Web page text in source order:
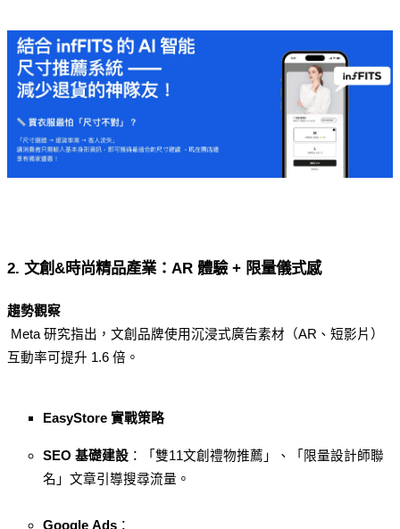
2. 文創&時尚精品產業：AR 體驗 + 限量儀式感
趨勢觀察
Meta 研究指出，文創品牌使用沉浸式廣告素材（AR、短影片）
互動率可提升 1.6 倍。
EasyStore 實戰策略
SEO 基礎建設 ：「雙11文創禮物推薦」、「限量設計師聯
名」文章引導搜尋流量。
Google Ads ：